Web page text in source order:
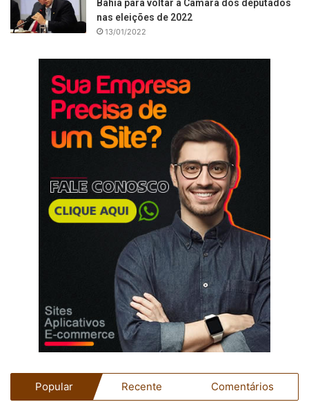
Bahia para voltar a Câmara dos deputados
nas eleições de 2022
13/01/2022
Popular Recente Comentários